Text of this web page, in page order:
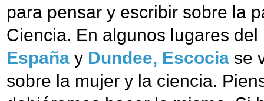
para pensar y escribir sobre la
Ciencia. En algunos lugares
España y Dundee, Escocia se
sobre la mujer y la ciencia.